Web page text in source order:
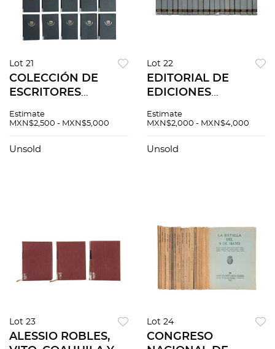
Lot 21
COLECCIÓN DE
ESCRITORES
MÉXICO: EDITORIAL
´S Tomos 1 - 88, 90, 91.
Estimate
MXN$2,500 - MXN$5,000
Unsold
Lot 22
EDITORIAL DE
EDICIONES
AIRES, ARGENTINA,
títulos: John
Estimate
MXN$2,000 - MXN$4,000
Unsold
Lot 23
ALESSIO ROBLES,
Lot 24
CONGRESO